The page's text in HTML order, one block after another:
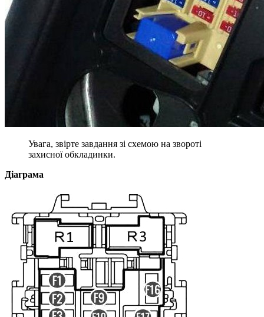
Увага, звірте завдання зі схемою на звороті
захисної обкладинки.
Діаграма